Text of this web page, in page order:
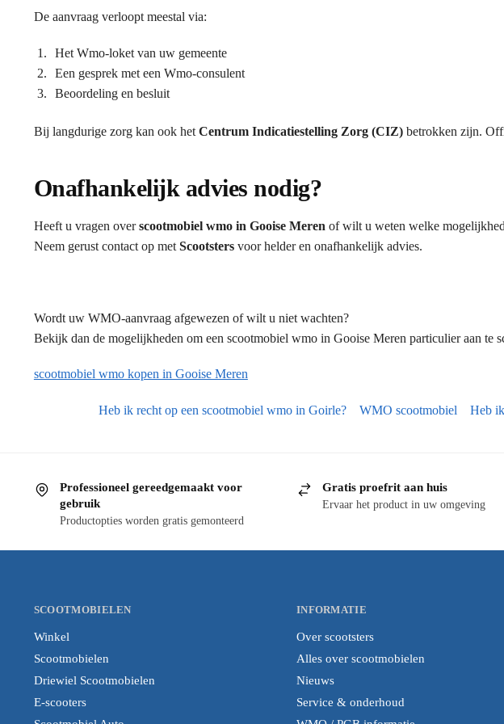
De aanvraag verloopt meestal via:
Het Wmo-loket van uw gemeente
Een gesprek met een Wmo-consulent
Beoordeling en besluit
Bij langdurige zorg kan ook het Centrum Indicatiestelling Zorg (CIZ)betrokken zijn.
Onafhankelijk advies nodig?
Heeft u vragen overscootmobiel wmo in Gooise Meren of wilt u weten welke
Neem gerust contact op met Scootstersvoor helder en onafhankelijk advies.
Wordt uw WMO-aanvraag afgewezen of wilt u niet wachten?
Bekijk dan de mogelijkheden om een scootmobiel wmo in Gooise Meren particulier aan te
scootmobiel wmo kopen in Gooise Meren
Heb ik recht op een scootmobiel wmo in Goirle? WMO scootmobiel Heb
Professioneel gereedgemaakt voor
gebruik
Productopties worden gratis gemonteerd
Gratis proefrit aan huis
Ervaar het product in uw omgeving
SCOOTMOBIELEN
Winkel
Scootmobielen
Driewiel Scootmobielen
E-scooters
INFORMATIE
Over scootsters
Alles over scootmobielen
Nieuws
Service & onderhoud